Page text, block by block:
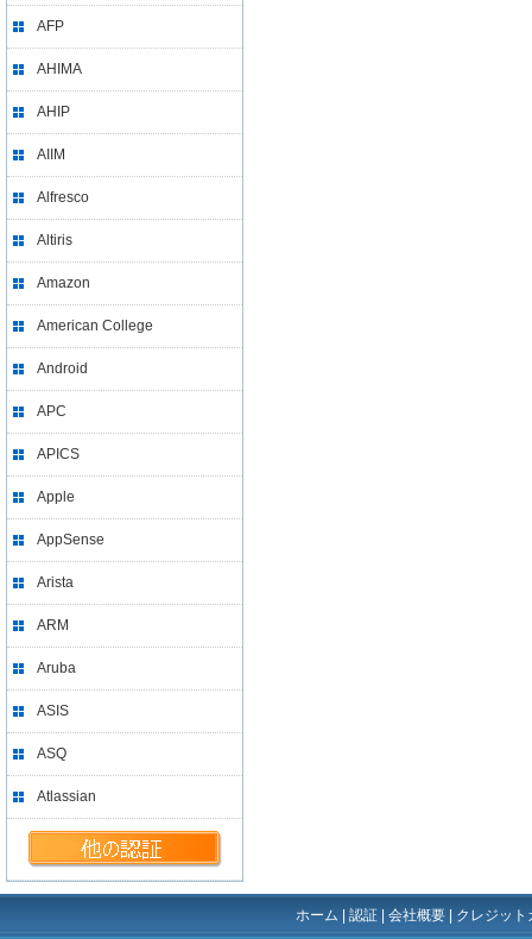
AFP
AHIMA
AHIP
AIIM
Alfresco
Altiris
Amazon
American College
Android
APC
APICS
Apple
AppSense
Arista
ARM
Aruba
ASIS
ASQ
Atlassian
ホーム 認証 会社概要 クレジッ